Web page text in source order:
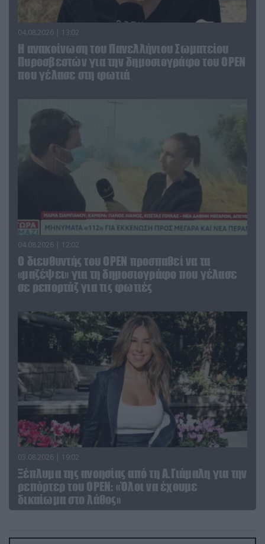
04.08.2026 | 13:02
Η ανακοίνωση του Πανελλήνιου Σωματείου
Πυροσβεστών για την δημοσιογράφο του OPEN
που γέλασε στη φωτιά
04.08.2026 | 12:02
O διευθυντής του OPEN προσπαθεί να τα
«μαζέψει» για τη δημοσιογράφο που γέλασε
σε ρεπορτάζ για τις φωτιές
03.08.2026 | 19:02
Ξέπλυμα της ανοησίας από τη Α.Γιάμαλη για την
ρεπόρτερ του ΟΡΕΝ: «Όλοι να έχουμε
δικαίωμα στο λάθος»